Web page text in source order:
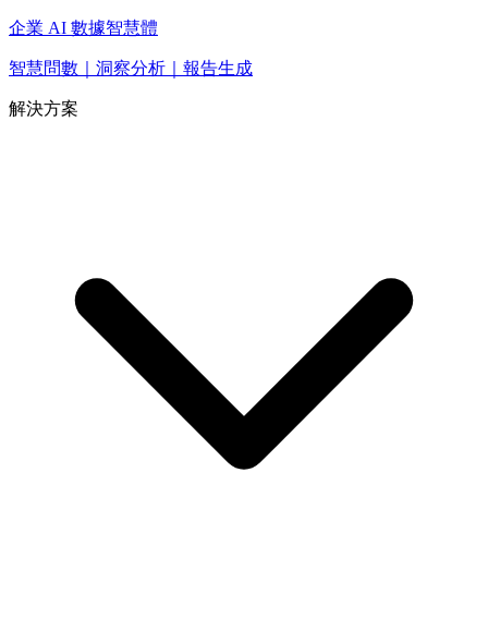
企業 AI 數據智慧體
智慧問數｜洞察分析｜報告生成
解決方案